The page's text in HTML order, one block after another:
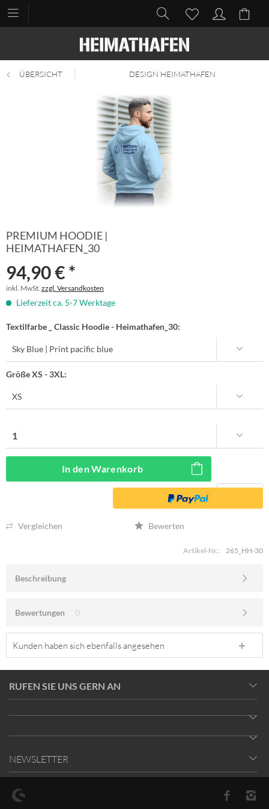
ÜBERSICHT DESIGN HEIMATHAFEN
PREMIUM HOODIE |
HEIMATHAFEN_30
94,90 € *
inkl. MwSt. zzgl. Versandkosten
Lieferzeit ca. 5-7 Werktage
Textilfarbe _ Classic Hoodie - Heimathafen_30:
Größe XS - 3XL:
In denWarenkorb
Vergleichen Bewerten
Artikel-Nr.: 265_HH-30
Beschreibung
Bewertungen 0
Kunden haben sich ebenfalls angesehen
RUFEN SIE UNS GERN AN
NEWSLETTER